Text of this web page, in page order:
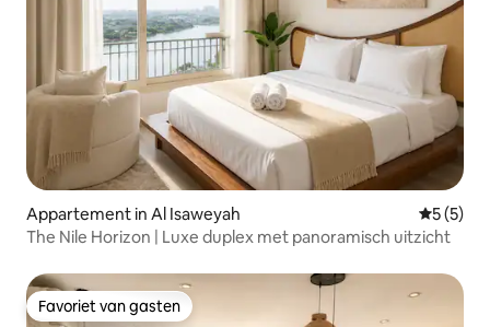
Appartement in Al Isaweyah
5 (5)
The Nile Horizon | Luxe duplex met panoramisch uitzicht
Favoriet van gasten
Favoriet van gasten